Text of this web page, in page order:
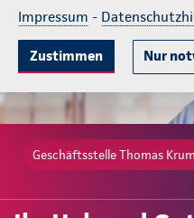
Impressum -
Zustimmen Nur
Geschäftsstelle Thomas Krum